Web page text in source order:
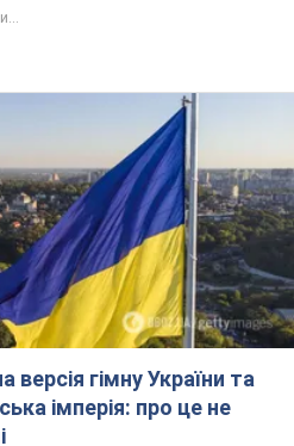
версія гімну України та
імперія: про це не